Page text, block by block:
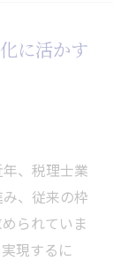
に活かす
、税理士業
、従来の枠
られていま
現するに